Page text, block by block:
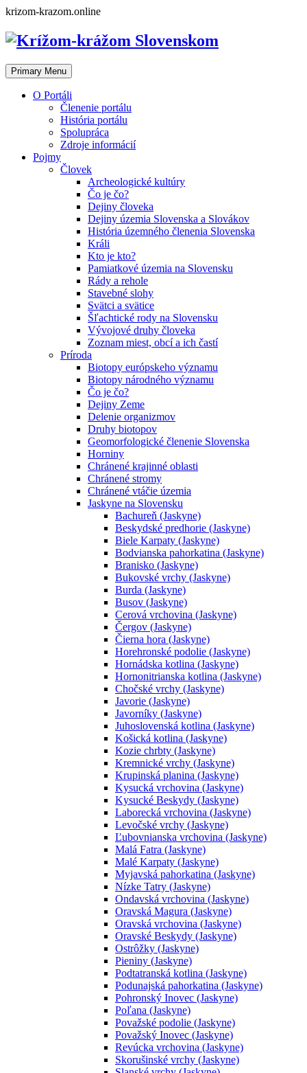
Skip
content
krizom-krazom.online
Primary Menu
O Portáli
Členenie portálu
História portálu
Spolupráca
Zdroje informácií
Pojmy
Človek
Archeologické kultúry
Čo je čo?
Dejiny človeka
Dejiny územia Slovenska a Slovákov
História územného členenia Slovenska
Králi
Kto je kto?
Pamiatkové územia na Slovensku
Rády a rehole
Stavebné slohy
Svätci a svätice
Šľachtické rody na Slovensku
Vývojové druhy človeka
Zoznam miest, obcí a ich častí
Príroda
Biotopy európskeho významu
Biotopy národného významu
Čo je čo?
Dejiny Zeme
Delenie organizmov
Druhy biotopov
Geomorfologické členenie Slovenska
Horniny
Chránené krajinné oblasti
Chránené stromy
Chránené vtáčie územia
Jaskyne na Slovensku
Bachureň (Jaskyne)
Beskydské predhorie (Jaskyne)
Biele Karpaty (Jaskyne)
Bodvianska pahorkatina (Jaskyne)
Branisko (Jaskyne)
Bukovské vrchy (Jaskyne)
Burda (Jaskyne)
Busov (Jaskyne)
Cerová vrchovina (Jaskyne)
Čergov (Jaskyne)
Čierna hora (Jaskyne)
Horehronské podolie (Jaskyne)
Hornádska kotlina (Jaskyne)
Hornonitrianska kotlina (Jaskyne)
Chočské vrchy (Jaskyne)
Javorie (Jaskyne)
Javorníky (Jaskyne)
Juhoslovenská kotlina (Jaskyne)
Košická kotlina (Jaskyne)
Kozie chrbty (Jaskyne)
Kremnické vrchy (Jaskyne)
Krupinská planina (Jaskyne)
Kysucká vrchovina (Jaskyne)
Kysucké Beskydy (Jaskyne)
Laborecká vrchovina (Jaskyne)
Levočské vrchy (Jaskyne)
Ľubovnianska vrchovina (Jaskyne)
Malá Fatra (Jaskyne)
Malé Karpaty (Jaskyne)
Myjavská pahorkatina (Jaskyne)
Nízke Tatry (Jaskyne)
Ondavská vrchovina (Jaskyne)
Oravská Magura (Jaskyne)
Oravská vrchovina (Jaskyne)
Oravské Beskydy (Jaskyne)
Ostrôžky (Jaskyne)
Pieniny (Jaskyne)
Podtatranská kotlina (Jaskyne)
Podunajská pahorkatina (Jaskyne)
Pohronský Inovec (Jaskyne)
Poľana (Jaskyne)
Považské podolie (Jaskyne)
Považský Inovec (Jaskyne)
Revúcka vrchovina (Jaskyne)
Skorušinské vrchy (Jaskyne)